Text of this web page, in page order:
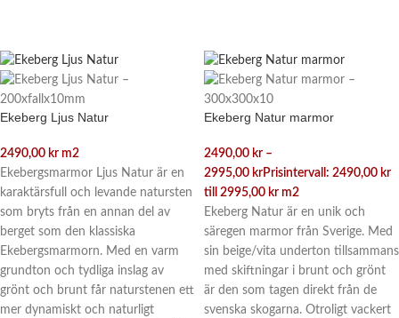
Ekeberg Ljus Natur
2490,00 kr m2
Ekebergsmarmor Ljus Natur är en
karaktärsfull och levande natursten
som bryts från en annan del av
berget som den klassiska
Ekebergsmarmorn. Med en varm
grundton och tydliga inslag av
grönt och brunt får naturstenen ett
mer dynamiskt och naturligt
Ekeberg Natur marmor
2490,00 kr –
2995,00 krPrisintervall: 2490,00 kr
till 2995,00 kr m2
Ekeberg Natur är en unik och
säregen marmor från Sverige. Med
sin beige/vita underton tillsammans
med skiftningar i brunt och grönt
är den som tagen direkt från de
svenska skogarna. Otroligt vackert